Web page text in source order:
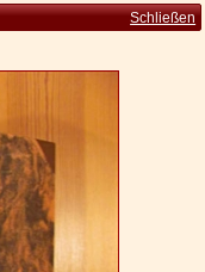
Schließen